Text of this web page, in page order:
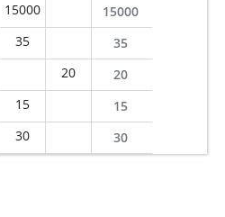
15000
15000
35
35
20
20
15
15
30 30